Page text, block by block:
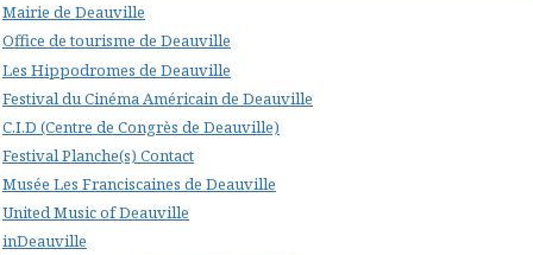
Mairie de Deauville
Office de tourisme de Deauville
Les Hippodromes de Deauville
Festival du Cinéma Américain de Deauville
C.I.D (Centre de Congrès de Deauville)
Festival Planche(s) Contact
Musée Les Franciscaines de Deauville
United Music of Deauville
inDeauville